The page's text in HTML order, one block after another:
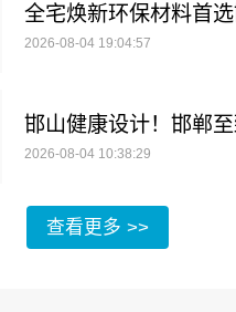
2026-08-04 19:04:57
2026-08-04 10:38:29
查看更多 >>